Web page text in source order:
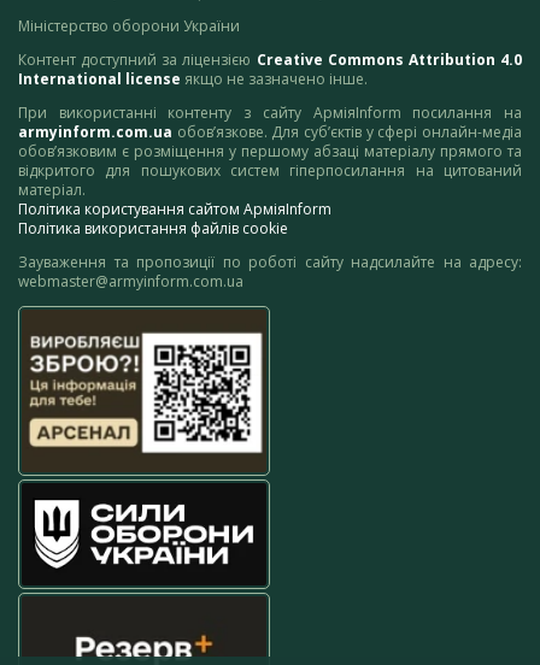
Міністерство оборони України
Контент доступний за ліцензією Creative Commons Attribution 4.0
International license якщо не зазначено інше.
При використанні контенту з сайту АрміяInform посилання на
armyinform.com.ua обов’язкове. Для суб’єктів у сфері онлайн-медіа
обов’язковим є розміщення у першому абзаці матеріалу прямого та
відкритого для пошукових систем гіперпосилання на цитований
матеріал.
Політика користування сайтом АрміяInform
Політика використання файлів cookie
Зауваження та пропозиції по роботі сайту надсилайте на адресу:
webmaster@armyinform.com.ua